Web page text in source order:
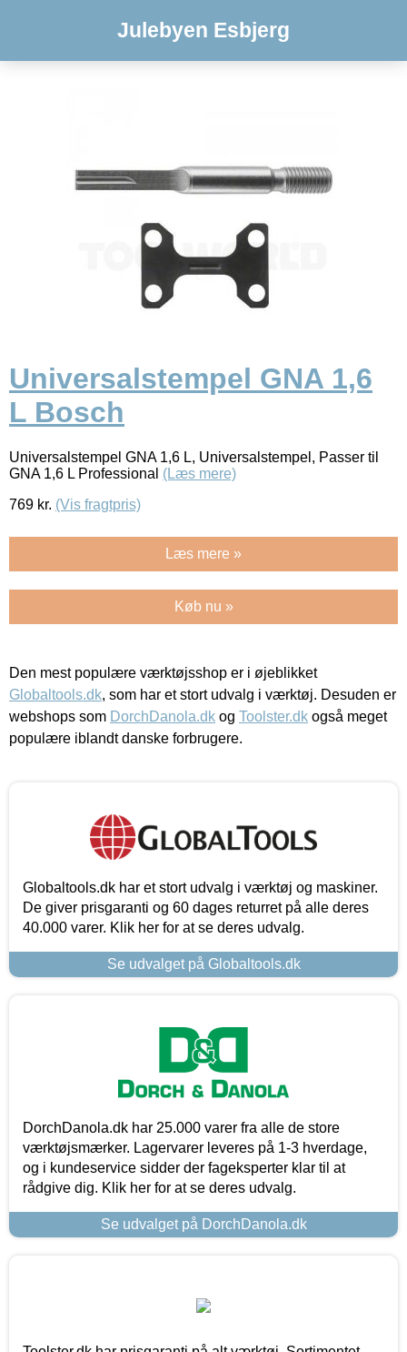
Julebyen Esbjerg
Universalstempel GNA 1,6
L Bosch
Universalstempel GNA 1,6 L, Universalstempel, Passer til
GNA 1,6 L Professional (Læs mere)
769 kr. (Vis fragtpris)
Læs mere »
Køb nu »
Den mest populære værktøjsshop er i øjeblikket
Globaltools.dk, som har et stort udvalg i værktøj. Desuden er
webshops som DorchDanola.dk og Toolster.dk også meget
populære iblandt danske forbrugere.
Globaltools.dk har et stort udvalg i værktøj og maskiner.
De giver prisgaranti og 60 dages returret på alle deres
40.000 varer. Klik her for at se deres udvalg.
Se udvalget på Globaltools.dk
DorchDanola.dk har 25.000 varer fra alle de store
værktøjsmærker. Lagervarer leveres på 1-3 hverdage,
og i kundeservice sidder der fageksperter klar til at
rådgive dig. Klik her for at se deres udvalg.
Se udvalget på DorchDanola.dk